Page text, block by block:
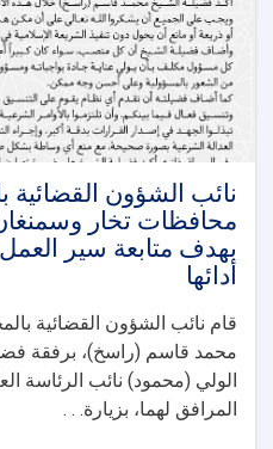
نائب الشؤون القضائية
محافظات تخار
بهدف متابعة سير
أدائها
قام نائب الشؤون القضائية
محمد قاسم (راسخ)، برفقة
الولي (محمود) نائب الرئاسة
المرافق لهما، بزيارة. . .